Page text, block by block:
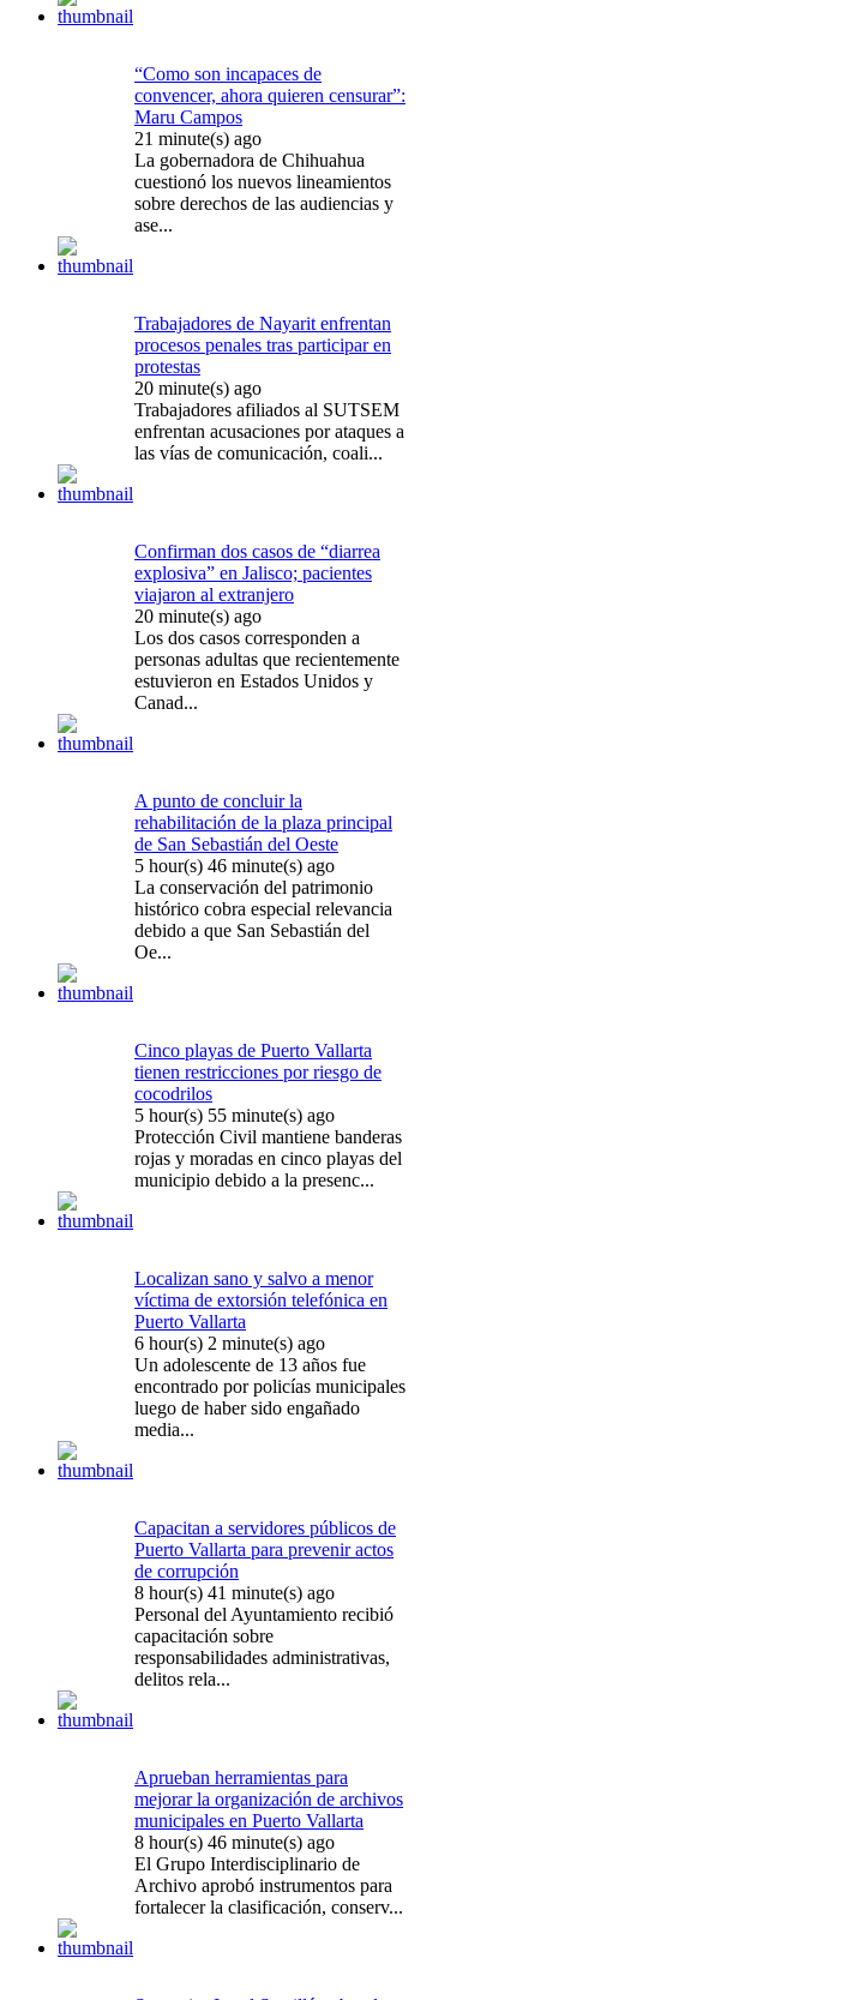
“Como son incapaces de
convencer, ahora quieren censurar”:
Maru Campos
21 minute(s) ago
La gobernadora de Chihuahua
cuestionó los nuevos lineamientos
sobre derechos de las audiencias y
ase...
Trabajadores de Nayarit enfrentan
procesos penales tras participar en
protestas
20 minute(s) ago
Trabajadores afiliados al SUTSEM
enfrentan acusaciones por ataques a
las vías de comunicación, coali...
Confirman dos casos de “diarrea
explosiva” en Jalisco; pacientes
viajaron al extranjero
20 minute(s) ago
Los dos casos corresponden a
personas adultas que recientemente
estuvieron en Estados Unidos y
Canad...
A punto de concluir la
rehabilitación de la plaza principal
de San Sebastián del Oeste
5 hour(s) 46 minute(s) ago
La conservación del patrimonio
histórico cobra especial relevancia
debido a que San Sebastián del
Oe...
Cinco playas de Puerto Vallarta
tienen restricciones por riesgo de
cocodrilos
5 hour(s) 55 minute(s) ago
Protección Civil mantiene banderas
rojas y moradas en cinco playas del
municipio debido a la presenc...
Localizan sano y salvo a menor
víctima de extorsión telefónica en
Puerto Vallarta
6 hour(s) 2 minute(s) ago
Un adolescente de 13 años fue
encontrado por policías municipales
luego de haber sido engañado
media...
Capacitan a servidores públicos de
Puerto Vallarta para prevenir actos
de corrupción
8 hour(s) 41 minute(s) ago
Personal del Ayuntamiento recibió
capacitación sobre
responsabilidades administrativas,
delitos rela...
Aprueban herramientas para
mejorar la organización de archivos
municipales en Puerto Vallarta
8 hour(s) 46 minute(s) ago
El Grupo Interdisciplinario de
Archivo aprobó instrumentos para
fortalecer la clasificación, conserv...